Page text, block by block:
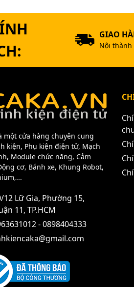
GIAO
Nội thành
một cửa hàng chuyên cung
kiện, Phụ kiện điện tử, Mạch
Module chức năng, Cảm
cơ, Bánh xe, Khung Robot,
12 Lữ Gia, Phường 15,
11, TP.HCM
- 0898404333